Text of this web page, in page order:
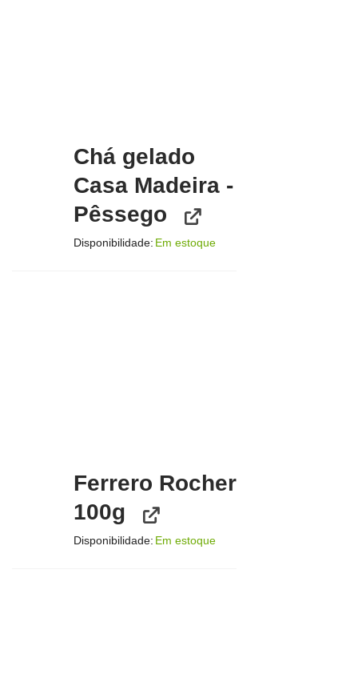
Chá gelado
Casa Madeira -
Pêssego
Disponibilidade: Em estoque
Ferrero Rocher
100g
Disponibilidade: Em estoque